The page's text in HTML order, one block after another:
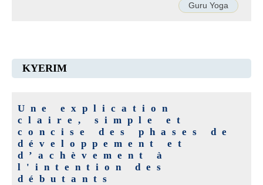
Guru Yoga
KYERIM
Une explication
claire, simple et
concise des phases de
développement et
d’achèvement à
l'intention des
débutants